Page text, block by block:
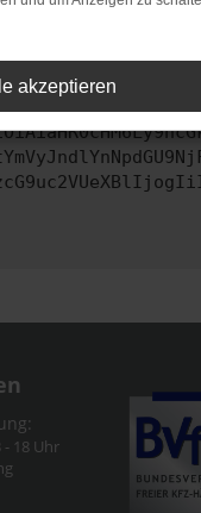
kannst uns diesen
- 18 Uhr
akzeptieren